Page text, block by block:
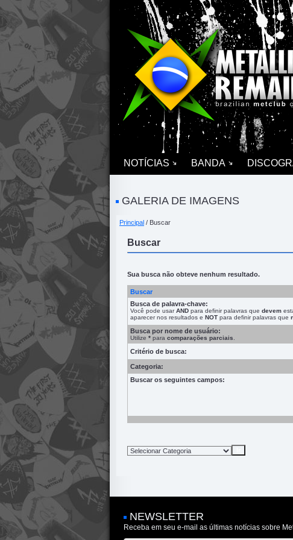
NOTÍCIAS BANDA
GALERIA DE IMAGENS
Principal / Buscar
Buscar
Sua busca não obteve nenhum resultado.
Buscar
Busca de palavra-chave:
Você pode usarAND para definir palavras que devem
aparecer nos resultados e NOT para definir palavras que
Busca por nome de usuário:
Utilize * para comparações parciais
Critério de busca:
Categoria:
Buscar os seguintes campos:
NEWSLETTER
Receba em seu e-mail as últimas notícias sobre